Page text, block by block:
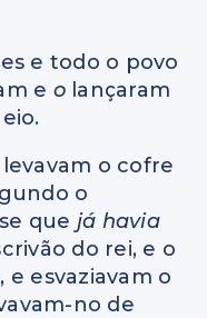
e todo o povo
e o lançaram
levavam o cofre
o
que já havia
do rei, e o
esvaziavam o
no de